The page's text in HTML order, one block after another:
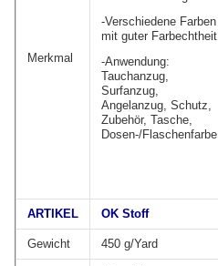
Merkmal
-Verschiedene Farben
mit guter Farbechtheit
-Anwendung:
Tauchanzug,
Surfanzug,
Angelanzug, Schutz,
Zubehör, Tasche,
Dosen-/Flaschenfarbe
ARTIKEL OK Stoff
Gewicht 450 g/Yard